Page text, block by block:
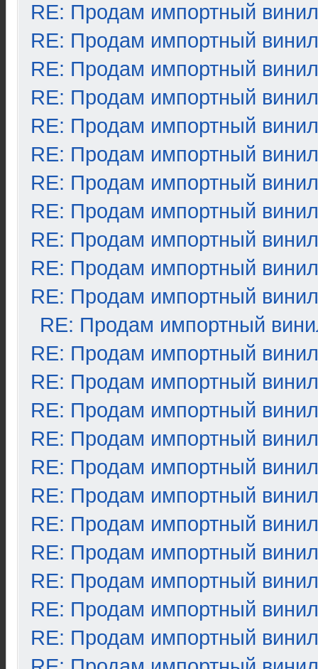
RE: Продам импортный винил
RE: Продам импортный винил
RE: Продам импортный винил
RE: Продам импортный винил
RE: Продам импортный винил
RE: Продам импортный винил
RE: Продам импортный винил
RE: Продам импортный винил
RE: Продам импортный винил
RE: Продам импортный винил
RE: Продам импортный винил
RE: Продам импортный
RE: Продам импортный винил
RE: Продам импортный винил
RE: Продам импортный винил
RE: Продам импортный винил
RE: Продам импортный винил
RE: Продам импортный винил
RE: Продам импортный винил
RE: Продам импортный винил
RE: Продам импортный винил
RE: Продам импортный винил
RE: Продам импортный винил